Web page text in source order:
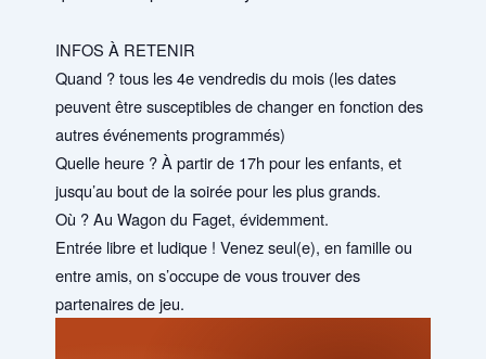
INFOS À RETENIR
Quand ? tous les 4e vendredis du mois (les dates
peuvent être susceptibles de changer en fonction des
autres événements programmés)
Quelle heure ? À partir de 17h pour les enfants, et
jusqu’au bout de la soirée pour les plus grands.
Où ? Au Wagon du Faget, évidemment.
Entrée libre et ludique ! Venez seul(e), en famille ou
entre amis, on s’occupe de vous trouver des
partenaires de jeu.